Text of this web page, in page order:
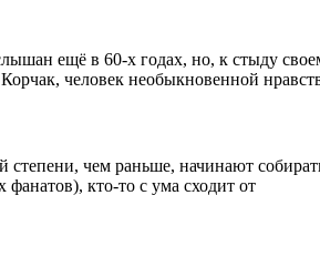
ещё в 60-х годах, но, к стыду
человек необыкновенной
чем раньше, начинают
кто-то с ума сходит от